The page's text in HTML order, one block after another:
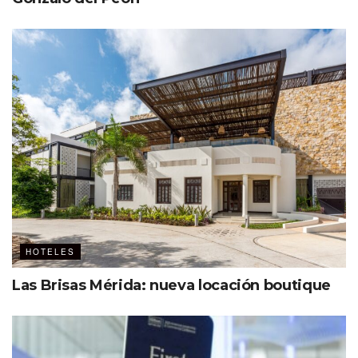
Aken Mérida
Antes operado por Grupo Posadas
136 habitaciones
510 m2para eventos
Ubicado a menos de 10 min. del Paseo Montejo
A partir de agosto próximo
Palafitos Overwater Bungalows
30 habitaciones privadas situadas sobre el azul
turquesa del Caribe mexicano
A 30 min. del Aeropuerto Internacional de Cancún
Ideal para viajes de incentivo
HOTELES
Las Brisas Mérida: nueva locación boutique